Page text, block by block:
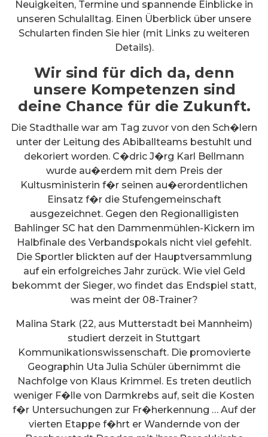
Neuigkeiten, Termine und spannende Einblicke in
unseren Schulalltag. Einen Überblick über unsere
Schularten finden Sie hier (mit Links zu weiteren
Details).
Wir sind für dich da, denn
unsere Kompetenzen sind
deine Chance für die Zukunft.
Die Stadthalle war am Tag zuvor von den Sch�lern
unter der Leitung des Abiballteams bestuhlt und
dekoriert worden. C�dric J�rg Karl Bellmann
wurde au�erdem mit dem Preis der
Kultusministerin f�r seinen au�erordentlichen
Einsatz f�r die Stufengemeinschaft
ausgezeichnet. Gegen den Regionalligisten
Bahlinger SC hat den Dammenmühlen-Kickern im
Halbfinale des Verbandspokals nicht viel gefehlt.
Die Sportler blickten auf der Hauptversammlung
auf ein erfolgreiches Jahr zurück. Wie viel Geld
bekommt der Sieger, wo findet das Endspiel statt,
was meint der 08-Trainer?
Malina Stark (22, aus Mutterstadt bei Mannheim)
studiert derzeit in Stuttgart
Kommunikationswissenschaft. Die promovierte
Geographin Uta Julia Schüler übernimmt die
Nachfolge von Klaus Krimmel. Es treten deutlich
weniger F�lle von Darmkrebs auf, seit die Kosten
f�r Untersuchungen zur Fr�herkennung … Auf der
vierten Etappe f�hrt er Wandernde von der